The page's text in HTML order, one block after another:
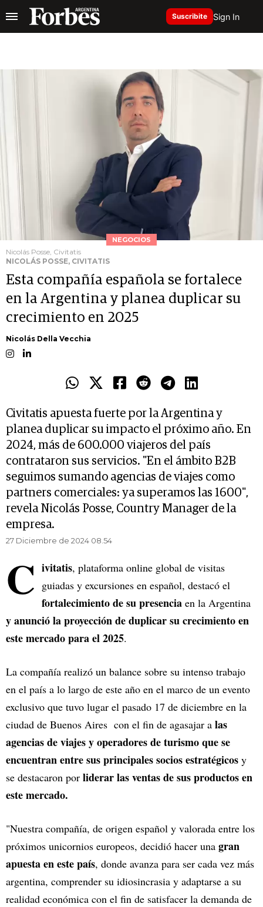
Suscribite Sign In
NEGOCIOS
Nicolás Posse, Civitatis
NICOLÁS POSSE, CIVITATIS
Esta compañía española se fortalece
en la Argentina y planea duplicar su
crecimiento en 2025
Nicolás Della Vecchia
Civitatis apuesta fuerte por la Argentina y
planea duplicar su impacto el próximo año. En
2024, más de 600.000 viajeros del país
contrataron sus servicios. "En el ámbito B2B
seguimos sumando agencias de viajes como
partners comerciales: ya superamos las 1600",
revela Nicolás Posse, Country Manager de la
empresa.
27 Diciembre de 2024 08.54
C ivitatis, plataforma online global de visitas
guiadas y excursiones en español, destacó el
fortalecimiento de su presencia en la Argentina
y anunció la proyección de duplicar su crecimiento en
este mercado para el 2025.
La compañía realizó un balance sobre su intenso trabajo
en el país a lo largo de este año en el marco de un evento
exclusivo que tuvo lugar el pasado 17 de diciembre en la
ciudad de Buenos Aires con el fin de agasajar a las
agencias de viajes y operadores de turismo que se
encuentran entre sus principales socios estratégicos y
se destacaron por liderar las ventas de sus productos en
este mercado.
"Nuestra compañía, de origen español y valorada entre los
próximos unicornios europeos, decidió hacer una gran
apuesta en este país, donde avanza para ser cada vez más
argentina, comprender su idiosincrasia y adaptarse a su
realidad económica con el fin de satisfacer la demanda de